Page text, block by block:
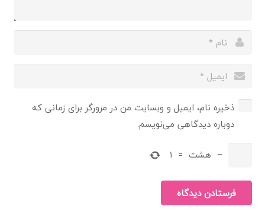
ذخیره نام، ایمیل و وبسایت من در مرورگر برای زمانی که
دوباره دیدگاهی می‌نویسم.
− هشت =
1
فرستادن دیدگاه